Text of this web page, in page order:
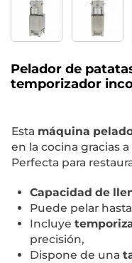
Pelador de
temporizador
Esta máquina
en la cocina gracias a
Perfecta para
Capacidad de
Puede pelar hasta
Incluye
precisión,
Dispone de una